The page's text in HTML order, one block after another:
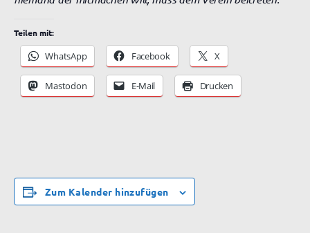
Teilen mit:
WhatsApp Facebook X
Mastodon E-Mail Drucken
Zum Kalender hinzufügen